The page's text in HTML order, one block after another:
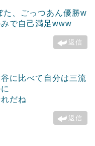
、ごっつあん優勝w
で自己満足www
返信
に比べて自分は三流
だね
返信